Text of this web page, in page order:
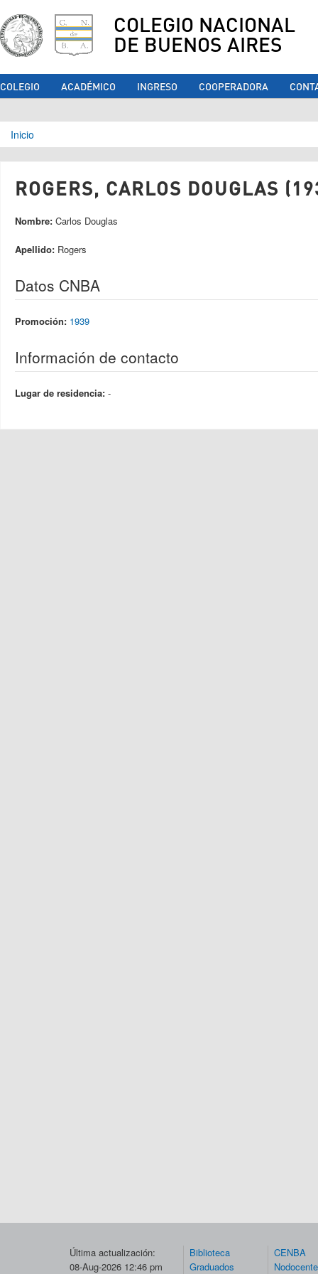
COLEGIO NACIONAL
DE BUENOS AIRES
COLEGIO ACADÉMICO INGRESO COOPERADORA
Se encuentra usted aquí
Inicio
ROGERS, CARLOS DOUGLAS
Nombre: Carlos Douglas
Apellido: Rogers
Datos CNBA
Promoción: 1939
Información de contacto
Lugar de residencia: -
Última actualización:
08-Aug-2026 12:46 pm
Biblioteca
Graduados
CENBA